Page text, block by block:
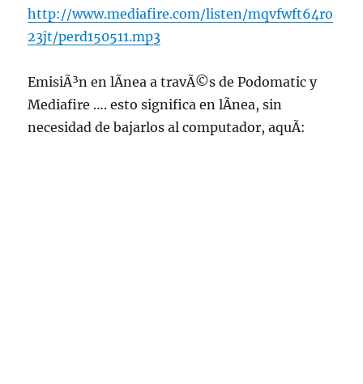
http://www.mediafire.com/listen/mqvfwft64ro
23jt/perd150511.mp3
EmisiÃ³n en lÃ­nea a travÃ©s de Podomatic y
Mediafire …. esto significa en lÃ­nea, sin
necesidad de bajarlos al computador, aquÃ­: